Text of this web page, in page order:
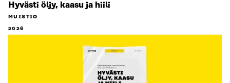
Hyvästi öljy, kaasu ja hiili
MUISTIO
2026